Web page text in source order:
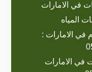
في الامارات
المياه
في الامارات :
الامارات